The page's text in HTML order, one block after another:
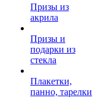
Призы из
акрила
Призы и
подарки из
стекла
Плакетки,
панно, тарелки